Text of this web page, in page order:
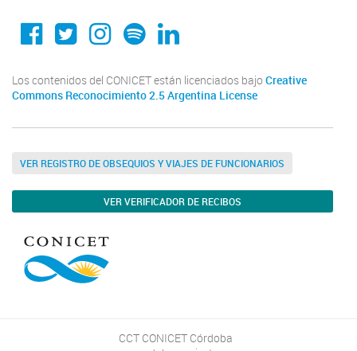
Conicet Cordoba
@conicetcordoba
@conicetcordoba
SpotifyLinkedin
Los contenidos del CONICET están licenciados bajo Creative
Commons Reconocimiento 2.5 Argentina License
VER REGISTRO DE OBSEQUIOS Y VIAJES DE FUNCIONARIOS
VER VERIFICADOR DE RECIBOS
CCT CONICET Córdoba